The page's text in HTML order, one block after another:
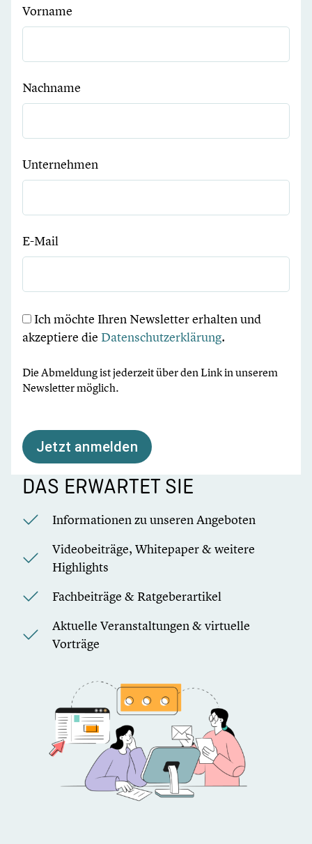
Vorname
Nachname
Unternehmen
E-Mail
Ich möchte Ihren Newsletter erhalten und
akzeptiere die Datenschutzerklärung.
Die Abmeldung ist jederzeit über den Link in unserem
Newsletter möglich.
Jetzt anmelden
DAS ERWARTET SIE
Informationen zu unseren Angeboten
Videobeiträge, Whitepaper & weitere
Highlights
Fachbeiträge & Ratgeberartikel
Aktuelle Veranstaltungen & virtuelle
Vorträge